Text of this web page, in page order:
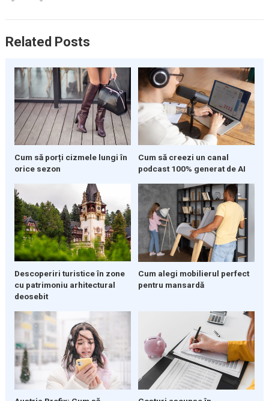
Related Posts
Cum să porți cizmele lungi în
orice sezon
Cum să creezi un canal
podcast 100% generat de AI
Descoperiri turistice în zone
cu patrimoniu arhitectural
deosebit
Cum alegi mobilierul perfect
pentru mansardă